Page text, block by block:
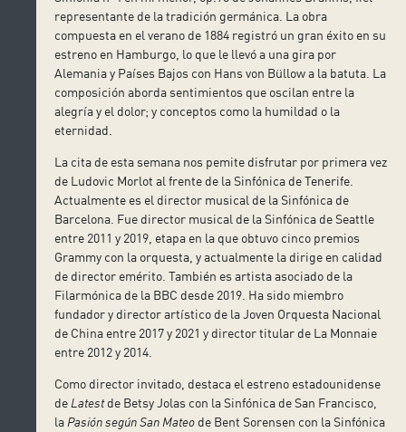
representante de la tradición germánica. La obra
compuesta en el verano de 1884 registró un gran éxito en su
estreno en Hamburgo, lo que le llevó a una gira por
Alemania y Países Bajos con Hans von Büllow a la batuta. La
composición aborda sentimientos que oscilan entre la
alegría y el dolor; y conceptos como la humildad o la
eternidad.
La cita de esta semana nos pemite disfrutar por primera vez
de Ludovic Morlot al frente de la Sinfónica de Tenerife.
Actualmente es el director musical de la Sinfónica de
Barcelona. Fue director musical de la Sinfónica de Seattle
entre 2011 y 2019, etapa en la que obtuvo cinco premios
Grammy con la orquesta, y actualmente la dirige en calidad
de director emérito. También es artista asociado de la
Filarmónica de la BBC desde 2019. Ha sido miembro
fundador y director artístico de la Joven Orquesta Nacional
de China entre 2017 y 2021 y director titular de La Monnaie
entre 2012 y 2014.
Como director invitado, destaca el estreno estadounidense
de Latestde Betsy Jolas con la Sinfónica de San Francisco,
la Pasión según San Mateo de Bent Sorensen con la Sinfónica